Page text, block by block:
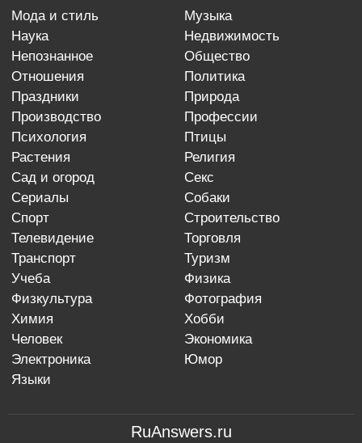
мода и стиль
музыка
наука
недвижимость
непознанное
общество
отношения
политика
праздники
природа
производство
профессии
психология
птицы
растения
религия
сад и огород
секс
сериалы
собаки
спорт
строительство
телевидение
торговля
транспорт
туризм
учеба
физика
физкультура
фотография
химия
хобби
человек
экономика
электроника
юмор
языки
RuAnswers.ru